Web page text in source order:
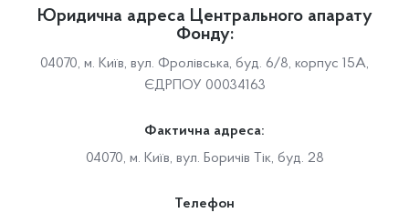
Юридична адреса Центрального апарату
Фонду:
04070, м. Київ, вул. Фролівська, буд. 6/8, корпус 15А,
ЄДРПОУ 00034163
Фактична адреса:
04070, м. Київ, вул. Боричів Тік, буд. 28
Телефон